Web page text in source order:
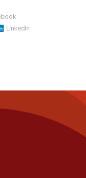
Linkedin